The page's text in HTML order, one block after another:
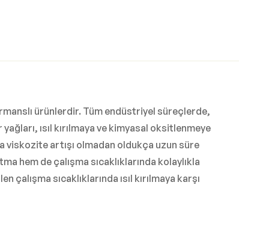
ürünlerdir. Tüm endüstriyel süreçlerde,
ısıl kırılmaya ve kimyasal oksitlenmeye
artışı olmadan oldukça uzun süre
hem de çalışma sıcaklıklarında kolaylıkla
sıcaklıklarında ısıl kırılmaya karşı